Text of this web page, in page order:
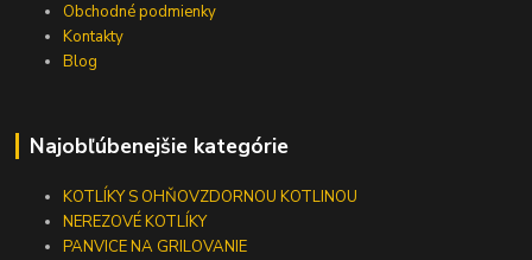
Obchodné podmienky
Kontakty
Blog
Najobľúbenejšie kategórie
KOTLÍKY S OHŇOVZDORNOU KOTLINOU
NEREZOVÉ KOTLÍKY
PANVICE NA GRILOVANIE